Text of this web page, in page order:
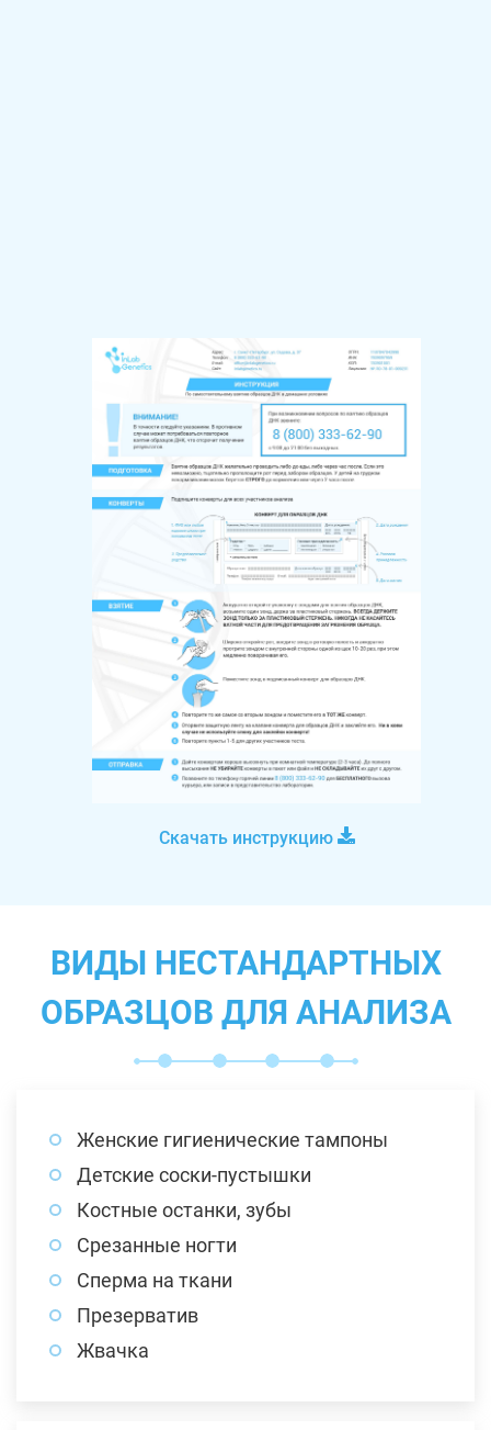
Скачать инструкцию
ВИДЫ НЕСТАНДАРТНЫХ
ОБРАЗЦОВ ДЛЯ АНАЛИЗА
Женские гигиенические тампоны
Детские соски-пустышки
Костные останки, зубы
Срезанные ногти
Сперма на ткани
Презерватив
Жвачка